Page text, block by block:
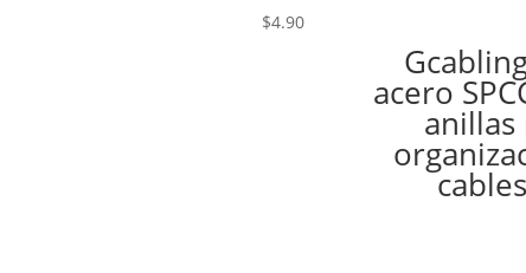
acero
anillas
$4.90